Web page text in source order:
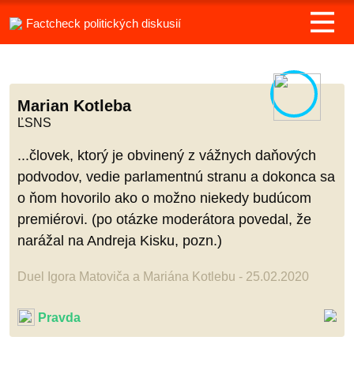
Factcheck politických diskusií
Marian Kotleba
ĽSNS
...človek, ktorý je obvinený z vážnych daňových
podvodov, vedie parlamentnú stranu a dokonca sa
o ňom hovorilo ako o možno niekedy budúcom
premiérovi. (po otázke moderátora povedal, že
narážal na Andreja Kisku, pozn.)
Duel Igora Matoviča a Mariána Kotlebu - 25.02.2020
Pravda